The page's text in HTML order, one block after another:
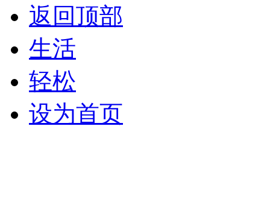
返回顶部
生活
轻松
设为首页